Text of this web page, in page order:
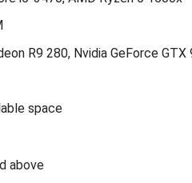
R9 280, Nvidia GeForce GTX
space
above